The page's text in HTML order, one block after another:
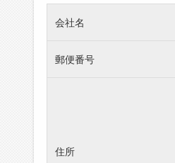
会社名
郵便番号
住所